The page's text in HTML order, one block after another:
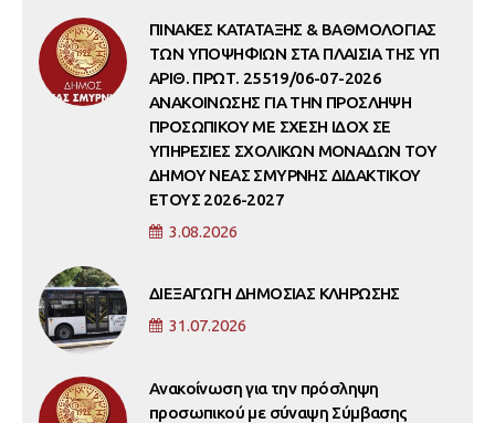
ΠΙΝΑΚΕΣ ΚΑΤΑΤΑΞΗΣ & ΒΑΘΜΟΛΟΓΙΑΣ
ΤΩΝ ΥΠΟΨΗΦΙΩΝ ΣΤΑ ΠΛΑΙΣΙΑ ΤΗΣ ΥΠ
ΑΡΙΘ. ΠΡΩΤ. 25519/06-07-2026
ΑΝΑΚΟΙΝΩΣΗΣ ΓΙΑ ΤΗΝ ΠΡΟΣΛΗΨΗ
ΠΡΟΣΩΠΙΚΟΥ ΜΕ ΣΧΕΣΗ ΙΔΟΧ ΣΕ
ΥΠΗΡΕΣΙΕΣ ΣΧΟΛΙΚΩΝ ΜΟΝΑΔΩΝ ΤΟΥ
ΔΗΜΟΥ ΝΕΑΣ ΣΜΥΡΝΗΣ ΔΙΔΑΚΤΙΚΟΥ
ΕΤΟΥΣ 2026-2027
3.08.2026
ΔΙΕΞΑΓΩΓΗ ΔΗΜΟΣΙΑΣ ΚΛΗΡΩΣΗΣ
31.07.2026
Ανακοίνωση για την πρόσληψη
προσωπικού με σύναψη Σύμβασης